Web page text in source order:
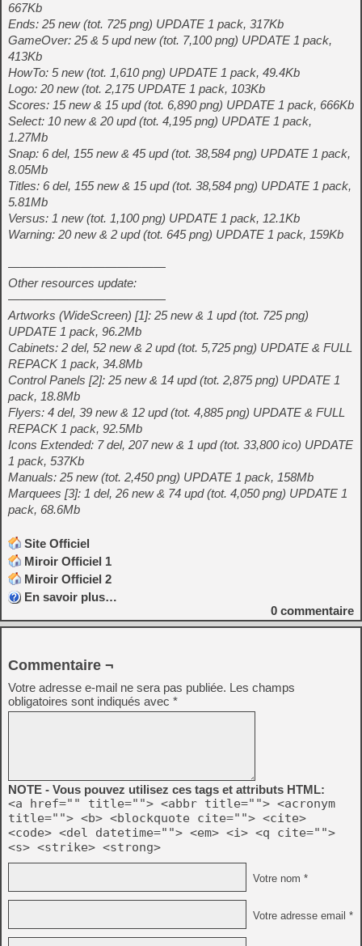
667Kb
Ends: 25 new (tot. 725 png) UPDATE 1 pack, 317Kb
GameOver: 25 & 5 upd new (tot. 7,100 png) UPDATE 1 pack,
413Kb
HowTo: 5 new (tot. 1,610 png) UPDATE 1 pack, 49.4Kb
Logo: 20 new (tot. 2,175 UPDATE 1 pack, 103Kb
Scores: 15 new & 15 upd (tot. 6,890 png) UPDATE 1 pack, 666Kb
Select: 10 new & 20 upd (tot. 4,195 png) UPDATE 1 pack,
1.27Mb
Snap: 6 del, 155 new & 45 upd (tot. 38,584 png) UPDATE 1 pack,
8.05Mb
Titles: 6 del, 155 new & 15 upd (tot. 38,584 png) UPDATE 1 pack,
5.81Mb
Versus: 1 new (tot. 1,100 png) UPDATE 1 pack, 12.1Kb
Warning: 20 new & 2 upd (tot. 645 png) UPDATE 1 pack, 159Kb
—————————————
Other resources update:
—————————————
Artworks (WideScreen) [1]: 25 new & 1 upd (tot. 725 png)
UPDATE 1 pack, 96.2Mb
Cabinets: 2 del, 52 new & 2 upd (tot. 5,725 png) UPDATE & FULL
REPACK 1 pack, 34.8Mb
Control Panels [2]: 25 new & 14 upd (tot. 2,875 png) UPDATE 1
pack, 18.8Mb
Flyers: 4 del, 39 new & 12 upd (tot. 4,885 png) UPDATE & FULL
REPACK 1 pack, 92.5Mb
Icons Extended: 7 del, 207 new & 1 upd (tot. 33,800 ico) UPDATE
1 pack, 537Kb
Manuals: 25 new (tot. 2,450 png) UPDATE 1 pack, 158Mb
Marquees [3]: 1 del, 26 new & 74 upd (tot. 4,050 png) UPDATE 1
pack, 68.6Mb
Site Officiel
Miroir Officiel 1
Miroir Officiel 2
En savoir plus…
0 commentaire
Commentaire ¬
Votre adresse e-mail ne sera pas publiée. Les champs
obligatoires sont indiqués avec *
NOTE - Vous pouvez utilisez ces tags et attributs HTML:
<a href="" title=""> <abbr title=""> <acronym
title=""> <b> <blockquote cite=""> <cite>
<code> <del datetime=""> <em> <i> <q cite="">
<s> <strike> <strong>
Votre nom *
Votre adresse email *